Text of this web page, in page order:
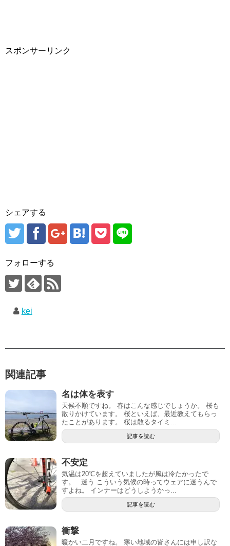
スポンサーリンク
シェアする
フォローする
kei
関連記事
名は体を表す
天候不順ですね。 春はこんな感じでしょうか。 桜も
散りかけています。 桜といえば、最近教えてもらっ
たことがあります。 桜は散るタイミ...
記事を読む
不安定
気温は20℃を超えていましたが風は冷たかったで
す。 迷う こういう気候の時ってウェアに迷うんで
すよね。 インナーはどうしようかっ...
記事を読む
衝撃
暖かい二月ですね。 寒い地域の皆さんには申し訳な